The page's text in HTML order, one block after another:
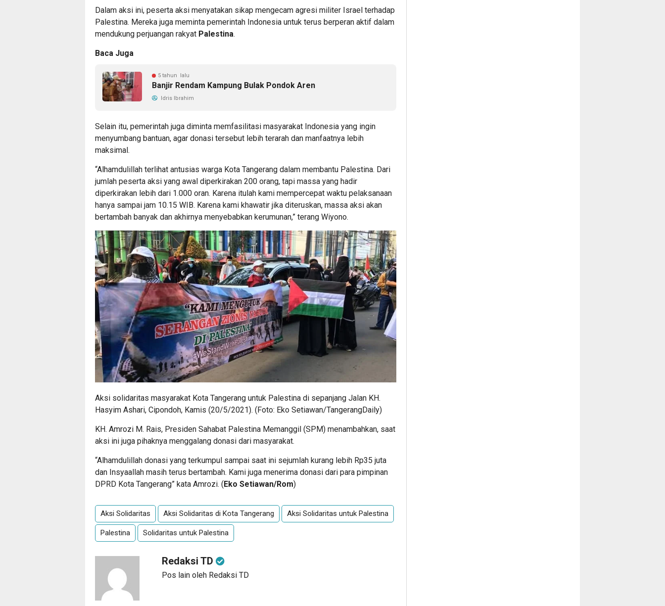
Dalam aksi ini, peserta aksi menyatakan sikap mengecam agresi militer Israel terhadap
Palestina. Mereka juga meminta pemerintah Indonesia untuk terus berperan aktif dalam
mendukung perjuangan rakyat Palestina.
Baca Juga
5 tahun lalu
Banjir Rendam Kampung Bulak Pondok Aren
Idris Ibrahim
Selain itu, pemerintah juga diminta memfasilitasi masyarakat Indonesia yang ingin
menyumbang bantuan, agar donasi tersebut lebih terarah dan manfaatnya lebih
maksimal.
“Alhamdulillah terlihat antusias warga Kota Tangerang dalam membantu Palestina. Dari
jumlah peserta aksi yang awal diperkirakan 200 orang, tapi massa yang hadir
diperkirakan lebih dari 1.000 oran. Karena itulah kami mempercepat waktu pelaksanaan
hanya sampai jam 10.15 WIB. Karena kami khawatir jika diteruskan, massa aksi akan
bertambah banyak dan akhirnya menyebabkan kerumunan,” terang Wiyono.
Aksi solidaritas masyarakat Kota Tangerang untuk Palestina di sepanjang Jalan KH.
Hasyim Ashari, Cipondoh, Kamis (20/5/2021). (Foto: Eko Setiawan/TangerangDaily)
KH. Amrozi M. Rais, Presiden Sahabat Palestina Memanggil (SPM) menambahkan, saat
aksi ini juga pihaknya menggalang donasi dari masyarakat.
“Alhamdulillah donasi yang terkumpul sampai saat ini sejumlah kurang lebih Rp35 juta
dan Insyaallah masih terus bertambah. Kami juga menerima donasi dari para pimpinan
DPRD Kota Tangerang” kata Amrozi. (Eko Setiawan/Rom)
Aksi Solidaritas Aksi Solidaritas di Kota Tangerang Aksi Solidaritas untuk Palestina
Palestina Solidaritas untuk Palestina
Redaksi TD
Pos lain oleh Redaksi TD